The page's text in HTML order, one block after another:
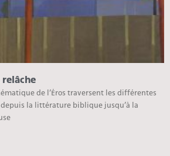
de l’Éros traversent les différentes
la littérature biblique jusqu’à la